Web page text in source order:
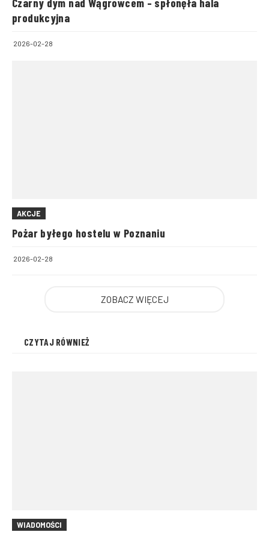
produkcyjna
2026-02-28
AKCJE
Pożar byłego hostelu w Poznaniu
2026-02-28
ZOBACZ WIĘCEJ
CZYTAJ RÓWNIEŻ
WIADOMOŚCI